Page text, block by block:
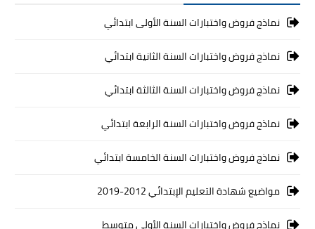
نماذج فروض واختبارات السنة الأولى ابتدائي
نماذج فروض واختبارات السنة الثانية ابتدائي
نماذج فروض واختبارات السنة الثالثة ابتدائي
نماذج فروض واختبارات السنة الرابعة ابتدائي
نماذج فروض واختبارات السنة الخامسة ابتدائي
مواضيع شهادة التعليم الإبتدائي 2012-2019
نماذج فروض واختبارات السنة الأولى متوسط